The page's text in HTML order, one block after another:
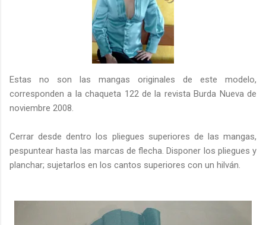
Estas no son las mangas originales de este modelo,
corresponden a la chaqueta 122 de la revista Burda Nueva de
noviembre 2008.
Cerrar desde dentro los pliegues superiores de las mangas,
pespuntear hasta las marcas de flecha. Disponer los pliegues y
planchar; sujetarlos en los cantos superiores con un hilván.